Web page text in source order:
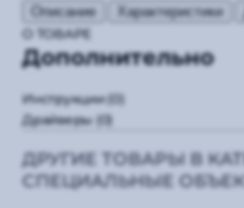
Описание Характеристики
О ТОВАРЕ
Дополнительно
Инструкции(0)
Драйверы (0)
ДРУГИЕ ТОВАРЫ В
СПЕЦИАЛЬНЫЕ